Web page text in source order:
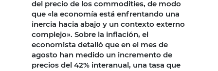
del precio de los commodities, de modo
que «la economía está enfrentando una
inercia hacia abajo y un contexto externo
complejo». Sobre la inflación, el
economista detalló que en el mes de
agosto han medido un incremento de
precios del 42% interanual, una tasa que